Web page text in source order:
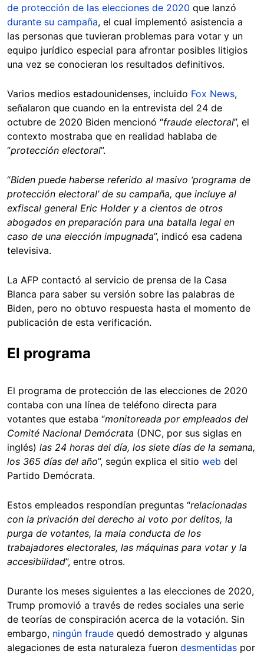
de protección de las elecciones de 2020 que lanzó
durante su campaña, el cual implementó asistencia a
las personas que tuvieran problemas para votar y un
equipo jurídico especial para afrontar posibles litigios
una vez se conocieran los resultados definitivos.
Varios medios estadounidenses, incluido Fox News,
señalaron que cuando en la entrevista del 24 de
octubre de 2020 Biden mencionó “fraude electoral”, el
contexto mostraba que en realidad hablaba de
“protección electoral”.
“Biden puede haberse referido al masivo ‘programa de
protección electoral’ de su campaña, que incluye al
exfiscal general Eric Holder y a cientos de otros
abogados en preparación para una batalla legal en
caso de una elección impugnada”, indicó esa cadena
televisiva.
La AFP contactó al servicio de prensa de la Casa
Blanca para saber su versión sobre las palabras de
Biden, pero no obtuvo respuesta hasta el momento de
publicación de esta verificación.
El programa
El programa de protección de las elecciones de 2020
contaba con una línea de teléfono directa para
votantes que estaba “monitoreada por empleados del
Comité Nacional Demócrata (DNC, por sus siglas en
inglés) las 24 horas del día, los siete días de la semana,
los 365 días del año”, según explica el sitio web del
Partido Demócrata.
Estos empleados respondían preguntas “relacionadas
con la privación del derecho al voto por delitos, la
purga de votantes, la mala conducta de los
trabajadores electorales, las máquinas para votar y la
accesibilidad”, entre otros.
Durante los meses siguientes a las elecciones de 2020,
Trump promovió a través de redes sociales una serie
de teorías de conspiración acerca de la votación. Sin
embargo, ningún fraude quedó demostrado y algunas
alegaciones de esta naturaleza fueron desmentidas por